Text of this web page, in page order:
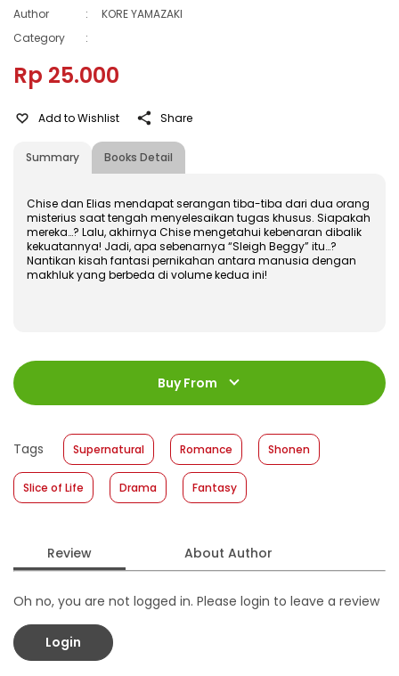
Author :
KORE YAMAZAKI
Category
:
Rp 25.000
Summary Books Detail
Add to Wishlist Share
Chise dan Elias mendapat serangan tiba-tiba dari dua orang
misterius saat tengah menyelesaikan tugas khusus. Siapakah
mereka…? Lalu, akhirnya Chise mengetahui kebenaran dibalik
kekuatannya! Jadi, apa sebenarnya “Sleigh Beggy” itu…?
Nantikan kisah fantasi pernikahan antara manusia dengan
makhluk yang berbeda di volume kedua ini!
ISBN :
978-602-480-479-4
176 halaman
Size
:
11,4 x 17,2
Format
: Hardcover
Buy From
Tags Supernatural Romance Shonen
Slice of Life Drama Fantasy
Review About Author
Oh no, you are not logged in. Please login to leave a review
Login